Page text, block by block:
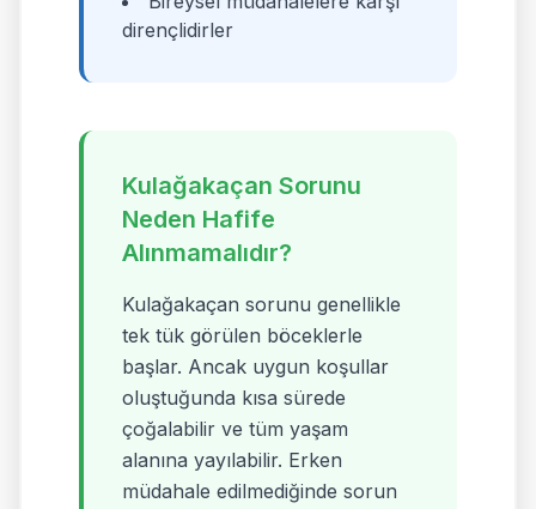
dirençlidirler
Kulağakaçan Sorunu
Neden Hafife
Alınmamalıdır?
Kulağakaçan sorunu genellikle
tek tük görülen böceklerle
başlar. Ancak uygun koşullar
oluştuğunda kısa sürede
çoğalabilir ve tüm yaşam
alanına yayılabilir. Erken
müdahale edilmediğinde sorun